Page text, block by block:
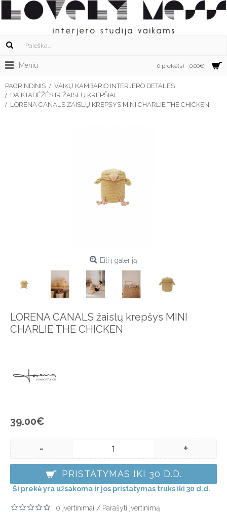
0 prekė(s) - 0.00€
Meniu
PAGRINDINIS
VAIKŲ KAMBARIO INTERJERO DETALĖS
DAIKTADĖŽĖS IR ŽAISLŲ KREPŠIAI
LORENA CANALS ŽAISLŲ KREPŠYS MINI CHARLIE THE CHICKEN
Eiti į galeriją
LORENA CANALS žaislų krepšys MINI
CHARLIE THE CHICKEN
39.00€
- +
PRISTATYMAS IKI 30 D.D.
Ši prekė yra užsakoma ir jos pristatymas truks iki 30 d.d.
0 įvertinimai / Parašyti įvertinimą